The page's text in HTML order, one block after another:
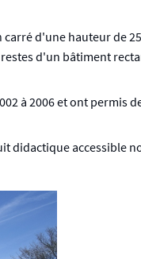
d'une hauteur de
d'un bâtiment
à 2006 et ont permis
didactique accessible